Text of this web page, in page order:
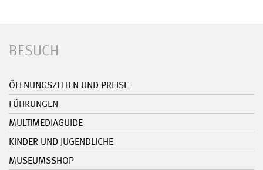
BESUCH
ÖFFNUNGSZEITEN UND PREISE
FÜHRUNGEN
MULTIMEDIAGUIDE
KINDER UND JUGENDLICHE
MUSEUMSSHOP